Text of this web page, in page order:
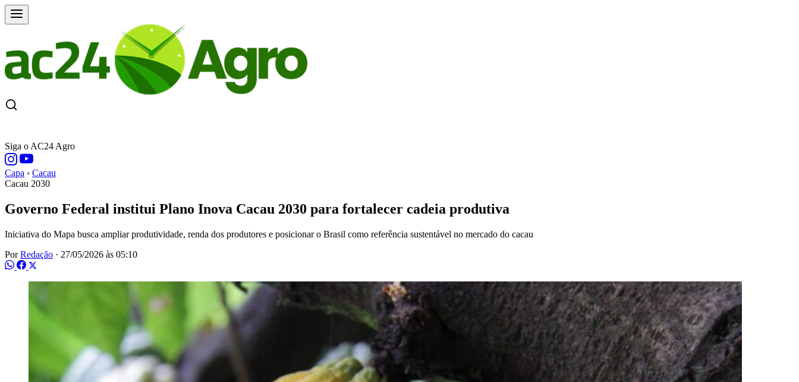
Siga o AC24 Agro
Capa › Cacau
Cacau 2030
Governo Federal institui Plano Inova Cacau 2030 para fortalecer cadeia produtiva
Iniciativa do Mapa busca ampliar produtividade, renda dos produtores e posicionar o Brasil como referência sustentável no mercado do cacau
PorRedação · 27/05/2026 às 05:10